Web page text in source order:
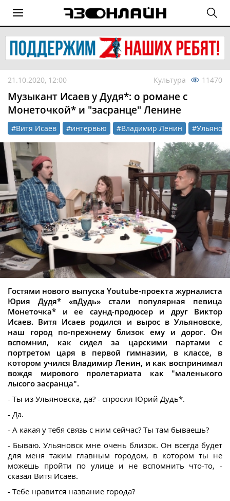
21.10.2020, 12:00 Культура 11470
Музыкант Исаев у Дудя*: о романе с
Монеточкой* и "засранце" Ленине
#Витя Исаев #интервью #Владимир Ленин
Гостями нового выпуска Youtube-проекта журналиста
Юрия Дудя* «вДудь» стали популярная певица
Монеточка* и ее саунд-продюсер и друг Виктор
Исаев. Витя Исаев родился и вырос в Ульяновске,
наш город по-прежнему близок ему и дорог. Он
вспомнил, как сидел за царскими партами с
портретом царя в первой гимназии, в классе, в
котором учился Владимир Ленин, и как воспринимал
вождя мирового пролетариата как "маленького
лысого засранца".
- Ты из Ульяновска, да? - спросил Юрий Дудь*.
- Да.
- А какая у тебя связь с ним сейчас? Ты там бываешь?
- Бываю. Ульяновск мне очень близок. Он всегда будет
для меня таким главным городом, в котором ты не
можешь пройти по улице и не вспомнить что-то, -
сказал Витя Исаев.
- Тебе нравится название города?